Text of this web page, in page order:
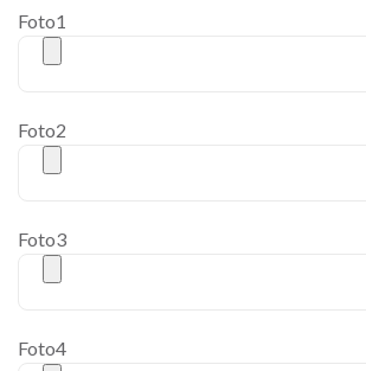
Foto1
Foto2
Foto3
Foto4